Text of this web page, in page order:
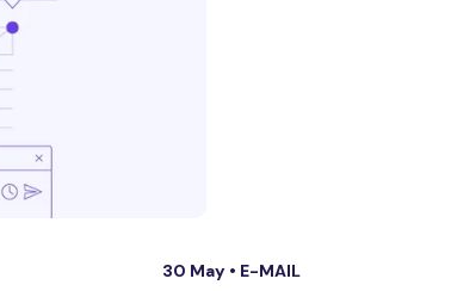
30 May • E-MAIL